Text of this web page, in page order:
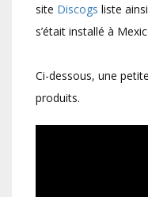
site Discogs liste
s’était installé à
Ci-dessous, une
produits.